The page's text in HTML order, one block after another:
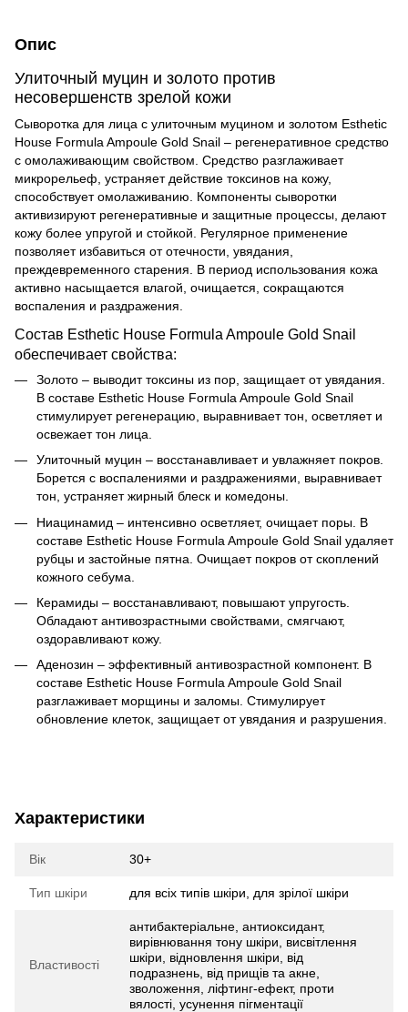
Опис
Улиточный муцин и золото против
несовершенств зрелой кожи
Сыворотка для лица с улиточным муцином и золотом Esthetic
House Formula Ampoule Gold Snail – регенеративное средство
с омолаживающим свойством. Средство разглаживает
микрорельеф, устраняет действие токсинов на кожу,
способствует омолаживанию. Компоненты сыворотки
активизируют регенеративные и защитные процессы, делают
кожу более упругой и стойкой. Регулярное применение
позволяет избавиться от отечности, увядания,
преждевременного старения. В период использования кожа
активно насыщается влагой, очищается, сокращаются
воспаления и раздражения.
Состав Esthetic House Formula Ampoule Gold Snail
обеспечивает свойства:
Золото – выводит токсины из пор, защищает от увядания.
В составе Esthetic House Formula Ampoule Gold Snail
стимулирует регенерацию, выравнивает тон, осветляет и
освежает тон лица.
Улиточный муцин – восстанавливает и увлажняет покров.
Борется с воспалениями и раздражениями, выравнивает
тон, устраняет жирный блеск и комедоны.
Ниацинамид – интенсивно осветляет, очищает поры. В
составе Esthetic House Formula Ampoule Gold Snail удаляет
рубцы и застойные пятна. Очищает покров от скоплений
кожного себума.
Керамиды – восстанавливают, повышают упругость.
Обладают антивозрастными свойствами, смягчают,
оздоравливают кожу.
Аденозин – эффективный антивозрастной компонент. В
составе Esthetic House Formula Ampoule Gold Snail
разглаживает морщины и заломы. Стимулирует
обновление клеток, защищает от увядания и разрушения.
Характеристики
Вік 30+
Тип шкіри для всіх типів шкіри, для зрілої шкіри
Властивості
антибактеріальне, антиоксидант,
вирівнювання тону шкіри, висвітлення
шкіри, відновлення шкіри, від
подразнень, від прищів та акне,
зволоження, ліфтинг-ефект, проти
вялості, усунення пігментації